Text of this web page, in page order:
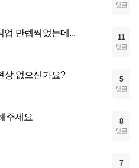
댓글
업 만렙찍었는데... 11
댓글
상 없으신가요? 5
댓글
주세요 8
댓글
7